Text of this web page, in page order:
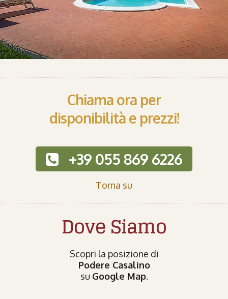
Chiama ora per
disponibilità e prezzi!
+39 055 869 6226
Torna su
Dove Siamo
Scopri la posizione di
Podere Casalino
su Google Map.